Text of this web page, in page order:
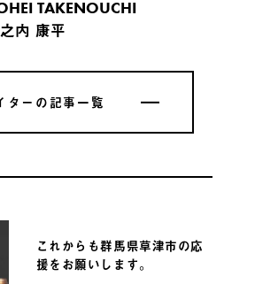
TAKENOUCHI
内 康平
ターの記事一覧
ターの記事一覧
これからも群馬県草津市の応
援をお願いします。